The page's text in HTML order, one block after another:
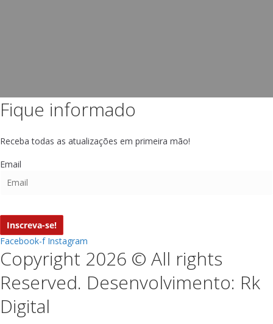
Fique informado
Receba todas as atualizações em primeira mão!
Email
Inscreva-se!
Facebook-f Instagram
Copyright 2026 © All rights
Reserved. Desenvolvimento: Rk
Digital